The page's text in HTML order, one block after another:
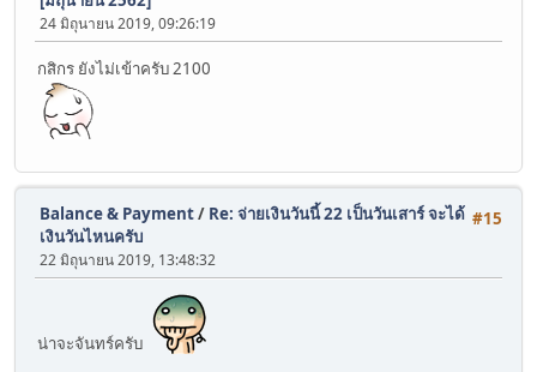
24 มิถุนายน 2019, 09:26:19
กสิกร ยังไม่เข้าครับ 2100
#15
Balance & Payment/ Re: จ่ายเงินวันนี้ 22 เป็นวันเสาร์ จะได้
เงินวันไหนครับ
22 มิถุนายน 2019, 13:48:32
น่าจะจันทร์ครับ